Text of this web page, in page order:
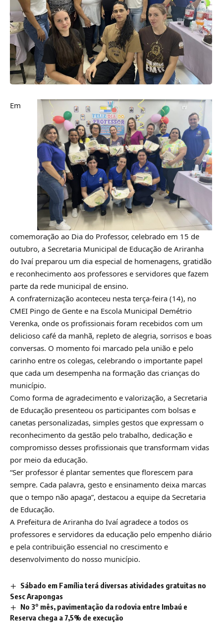
Em
comemoração ao Dia do Professor, celebrado em 15 de
outubro, a Secretaria Municipal de Educação de Ariranha
do Ivaí preparou um dia especial de homenagens, gratidão
e reconhecimento aos professores e servidores que fazem
parte da rede municipal de ensino.
A confraternização aconteceu nesta terça-feira (14), no
CMEI Pingo de Gente e na Escola Municipal Demétrio
Verenka, onde os profissionais foram recebidos com um
delicioso café da manhã, repleto de alegria, sorrisos e boas
conversas. O momento foi marcado pela união e pelo
carinho entre os colegas, celebrando o importante papel
que cada um desempenha na formação das crianças do
município.
Como forma de agradecimento e valorização, a Secretaria
de Educação presenteou os participantes com bolsas e
canetas personalizadas, simples gestos que expressam o
reconhecimento da gestão pelo trabalho, dedicação e
compromisso desses profissionais que transformam vidas
por meio da educação.
“Ser professor é plantar sementes que florescem para
sempre. Cada palavra, gesto e ensinamento deixa marcas
que o tempo não apaga”, destacou a equipe da Secretaria
de Educação.
A Prefeitura de Ariranha do Ivaí agradece a todos os
professores e servidores da educação pelo empenho diário
e pela contribuição essencial no crescimento e
desenvolvimento do nosso município.
Sábado em Família terá diversas atividades gratuitas no
Sesc Arapongas
No 3° mês, pavimentação da rodovia entre Imbaú e
Reserva chega a 7,5% de execução